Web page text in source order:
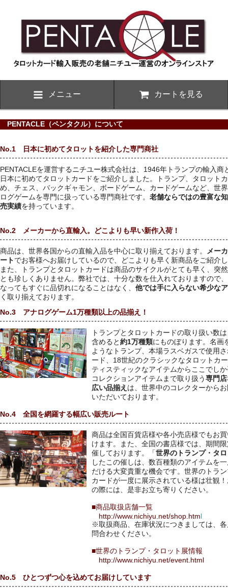
メニュー カートを見る
PENTACLE（ペンタクル）について
No.1 日本に初めてタロットを紹介した専門商社
PENTACLEを運営するニチユー株式会社は、1946年トランプの輸入商
日本に初めてタロットカードをご紹介しました。トランプ、タロット
め、チェス、バックギャモン、ボードゲーム、カードゲームなど、世
ログゲームを専門に扱っている専門商社です。 老舗ならではの豊富な
売実績を持っています。
No.2 メーカーから直輸入。どこよりも早い新作入荷！
商品は、世界各国からの直輸入品を中心に取り揃えております。 メー
ートでお客様へお届けしているので、どこよりも早く新商品をご紹介
また、トランプとタロットカードは商品のサイクルがとても早く、突
とも珍しくありません。弊社では、十分な数を仕入れておりますので
なってもすぐに品切れになることはなく、 他では手に入らない希少な
く取り揃えております。
No.3 アナログゲーム1万種類以上の品揃え！
トランプとタロットカードの取り扱い数
含めると約1万種類にものぼります。名画
ようなトランプ、本場ラスベガスで使用
ード、18世紀のクラシックなタロットカ
ティスティックなアイテムからここでし
コレクションアイテムまで取り扱う専門
広い品揃え は、世界中のコレクターから
いただいております。
No.4 全国を網羅する幅広い販売ルート
商品は全国百貨店様や各小売店様でもお
けます。また、全国の書店様では、期間
催しております。「世界のトランプ・タ
したこの催しは、数百種類のアイテムを
だける大変貴重な機会です。世界のトラ
カードが一度に展示されている様は壮観
の際には、是非お立ち寄りください。
■商品取扱店舗一覧
http://www.nichiyu.net/shop.html
※取扱商品、在庫状況につきましては、
問合わせください。
■世界のトランプ・タロット展情報
http://www.nichiyu.net/event.html
No.5 ひとつずつ心を込めてお届けしています